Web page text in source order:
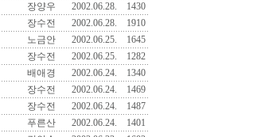
장양우 2002.06.28.
1430
장수전 2002.06.28.
1910
노금안 2002.06.25.
1645
장수전 2002.06.25.
1282
배애경 2002.06.24.
1340
장수전 2002.06.24.
1469
장수전 2002.06.24.
1487
푸른산 2002.06.24.
1401